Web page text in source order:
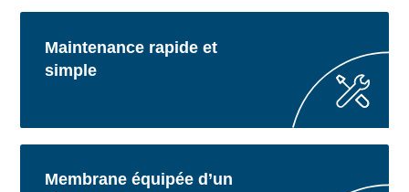
Maintenance rapide et
simple
Membrane équipée d’un